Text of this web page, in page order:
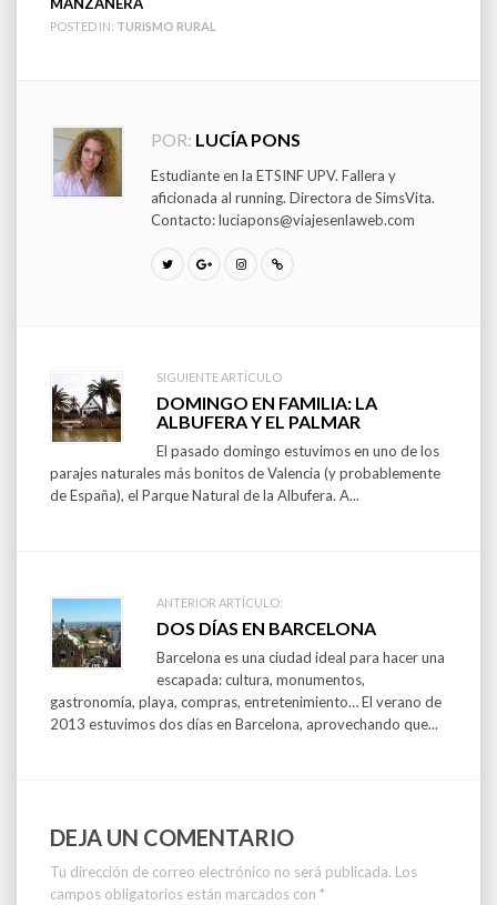
POSTED IN: TURISMO RURAL
POR: LUCÍA PONS
Estudiante en la ETSINF UPV. Fallera y
aficionada al running. Directora de SimsVita.
Contacto: luciapons@viajesenlaweb.com
Post
navigation
SIGUIENTE ARTÍCULO
DOMINGO EN FAMILIA: LA
ALBUFERA Y EL PALMAR
El pasado domingo estuvimos en uno de los
parajes naturales más bonitos de Valencia (y probablemente
de España), el Parque Natural de la Albufera. A...
ANTERIOR ARTÍCULO:
DOS DÍAS EN BARCELONA
Barcelona es una ciudad ideal para hacer una
escapada: cultura, monumentos,
gastronomía, playa, compras, entretenimiento… El verano de
2013 estuvimos dos días en Barcelona, aprovechando que...
DEJA UN COMENTARIO
Tu dirección de correo electrónico no será publicada. Los
campos obligatorios están marcados con *